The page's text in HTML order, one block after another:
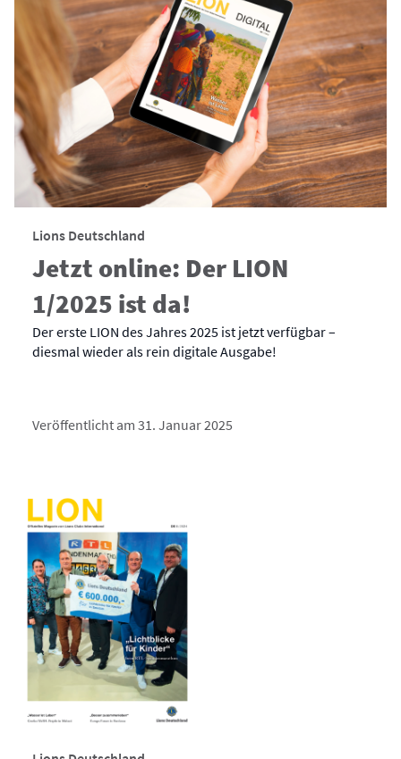
Lions Deutschland
Jetzt online: Der LION
1/2025 ist da!
Der erste LION des Jahres 2025 ist jetzt verfügbar –
diesmal wieder als rein digitale Ausgabe!
Veröffentlicht am 31. Januar 2025